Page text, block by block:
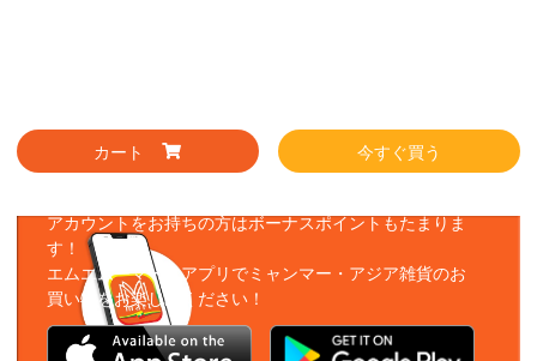
カート 今すぐ買う
アカウントをお持ちの方はボーナスポイントもたまりま
す！
エムエムーマートアプリでミャンマー・アジア雑貨のお
買い物をお楽しみください！